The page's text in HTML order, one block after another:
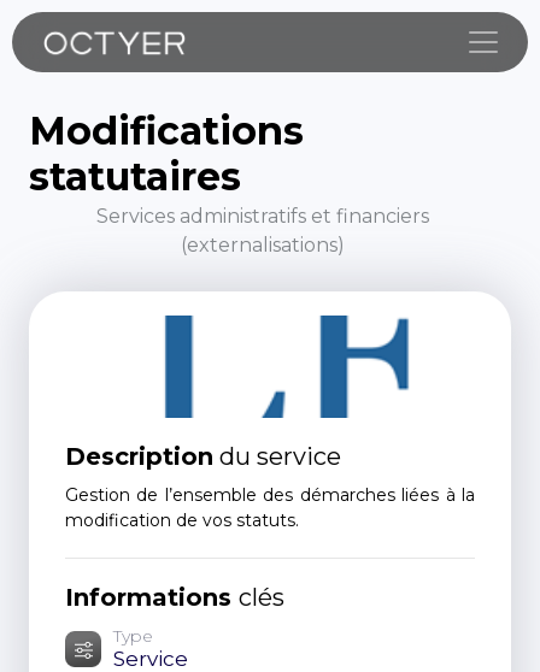
Modifications
statutaires
Services administratifs et financiers
(externalisations)
Description du service
Gestion de l’ensemble des démarches liées à la
modification de vos statuts.
Informations clés
Type
Service